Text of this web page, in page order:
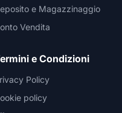
e Magazzinaggio
Vendita
e Condizioni
Policy
policy